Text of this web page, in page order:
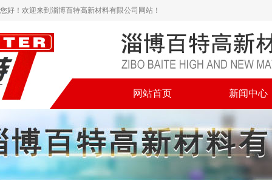
您好！欢迎来到淄博百特高新材料有限公司网站！
网站首页 新闻中心